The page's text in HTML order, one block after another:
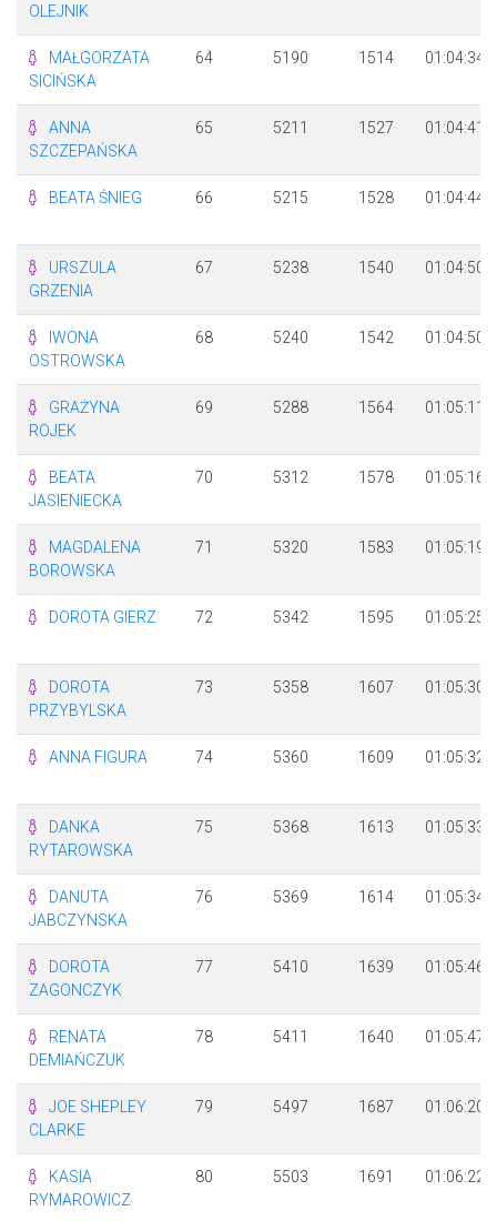
OLEJNIK
MAŁGORZATA
SICIŃSKA
64 5190 1514 01:04:34
ANNA
SZCZEPAŃSKA
65 5211 1527 01:04:41
BEATA ŚNIEG 66 5215 1528 01:04:44
URSZULA
GRZENIA
67 5238 1540 01:04:50
IWONA
OSTROWSKA
68 5240 1542 01:04:50
GRAŻYNA
ROJEK
69 5288 1564 01:05:11
BEATA
JASIENIECKA
70 5312 1578 01:05:16
MAGDALENA
BOROWSKA
71 5320 1583 01:05:19
DOROTA GIERZ 72 5342 1595 01:05:25
DOROTA
PRZYBYLSKA
73 5358 1607 01:05:30
ANNA FIGURA 74 5360 1609 01:05:32
DANKA
RYTAROWSKA
75 5368 1613 01:05:33
DANUTA
JABCZYNSKA
76 5369 1614 01:05:34
DOROTA
ZAGONCZYK
77 5410 1639 01:05:46
RENATA
DEMIAŃCZUK
78 5411 1640 01:05:47
JOE SHEPLEY
CLARKE
79 5497 1687 01:06:20
KASIA
RYMAROWICZ
80 5503 1691 01:06:22